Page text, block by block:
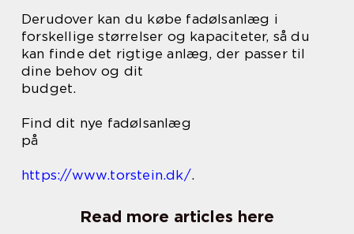
Derudover kan du købe fadølsanlæg i
forskellige størrelser og kapaciteter, så du
kan finde det rigtige anlæg, der passer til
dine behov og dit
budget.
Find dit nye fadølsanlæg
på
https://www.torstein.dk/.
Read more articles here